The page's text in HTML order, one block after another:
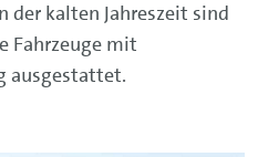
der kalten Jahreszeit sind
Fahrzeuge mit
ausgestattet.